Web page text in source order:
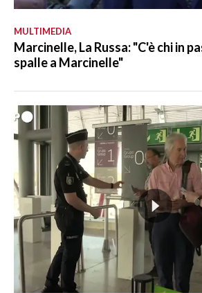
MULTIMEDIA
Marcinelle, La Russa: "C'è chi in
spalle a Marcinelle"